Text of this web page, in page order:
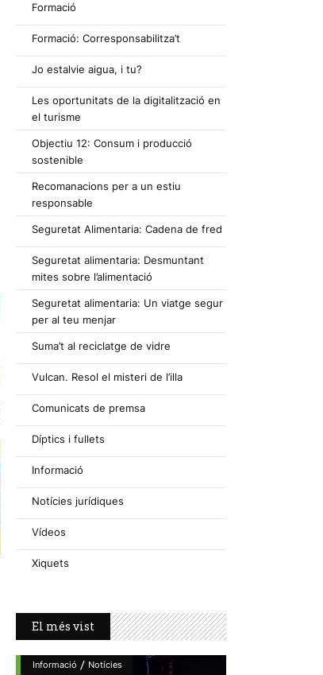
Formació
Formació: Corresponsabilitza’t
Jo estalvie aigua, i tu?
Les oportunitats de la digitalització en
el turisme
Objectiu 12: Consum i producció
sostenible
Recomanacions per a un estiu
responsable
Seguretat Alimentaria: Cadena de fred
Seguretat alimentaria: Desmuntant
mites sobre l’alimentació
Seguretat alimentaria: Un viatge segur
per al teu menjar
Suma’t al reciclatge de vidre
Vulcan. Resol el misteri de l’illa
Comunicats de premsa
Díptics i fullets
Informació
Notícies jurídiques
Vídeos
Xiquets
El més vist
Informació / Notícies